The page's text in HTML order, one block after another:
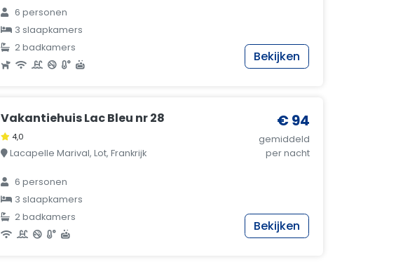
6 personen
3 slaapkamers
2 badkamers
Bekijken
Vakantiehuis Lac Bleu nr 28
4,0
Lacapelle Marival, Lot, Frankrijk
6 personen
3 slaapkamers
2 badkamers
€ 94
gemiddeld
per nacht
Bekijken